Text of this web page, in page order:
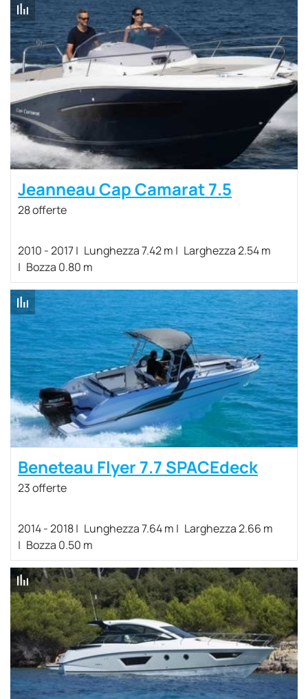
Jeanneau Cap Camarat 7.5
28 offerte
2010 - 2017 Lunghezza 7.42 m
Larghezza 2.54 m
Bozza 0.80 m
Beneteau Flyer 7.7 SPACEdeck
23 offerte
2014 - 2018 Lunghezza 7.64 m
Larghezza 2.66 m
Bozza 0.50 m